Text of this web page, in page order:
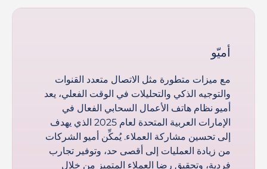
أميّو
مع ميزات متطورة مثل الاتصال متعدد القنوات
والتوجيه الذكي والتحليلات في الوقت الفعلي، يعد
أميو نظام هاتف الأعمال السحابي الفعال في
الإمارات العربية المتحدة لعام 2025 الذي يهدف
إلى تحسين مشاركة العملاء. يُمكِّن أميو الشركات
من زيادة العمليات إلى أقصى حد، وتوفير تجارب
فردية، وتحقيق رضا العملاء المتميز من خلال